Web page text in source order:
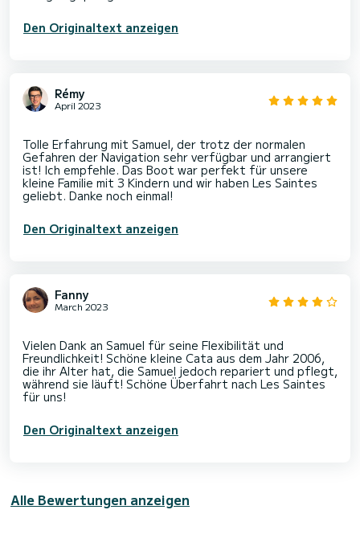
Den Originaltext anzeigen
Rémy
April 2023
Tolle Erfahrung mit Samuel, der trotz der normalen
Gefahren der Navigation sehr verfügbar und arrangiert
ist! Ich empfehle. Das Boot war perfekt für unsere
kleine Familie mit 3 Kindern und wir haben Les Saintes
Den Originaltext anzeigen
Fanny
March 2023
Vielen Dank an Samuel für seine Flexibilität und
Freundlichkeit! Schöne kleine Cata aus dem Jahr 2006,
die ihr Alter hat, die Samuel jedoch repariert und pflegt,
während sie läuft! Schöne Überfahrt nach Les Saintes
Den Originaltext anzeigen
Alle Bewertungen anzeigen